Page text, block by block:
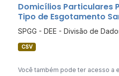
Domicílios Particulares
Tipo de Esgotamento
SPGG - DEE - Divisão de
CSV
Você também pode ter acesso a